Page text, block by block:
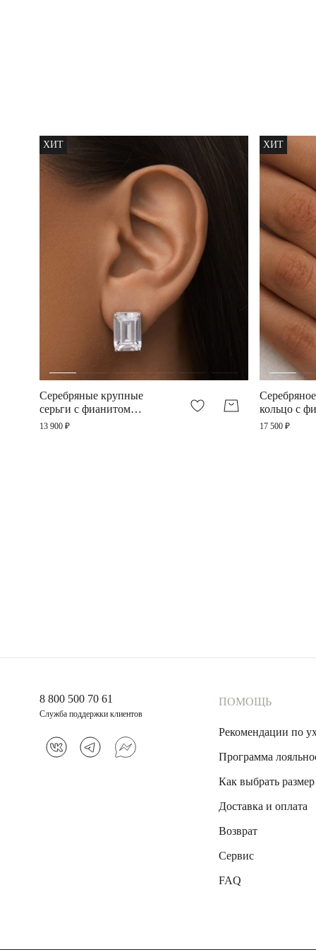
колье-
чокер с
фианитами
Грация
30 240 ₽
ХИТ
Серебряные крупные
серьги с фианитом
Грация
13 900 ₽
ХИТ
кольцо с
Грация
17 500 ₽
8 800 500 70 61
Служба поддержки клиентов
ПОМОЩЬ
Рекомендации по
Программа
Как выбрать размер
Доставка и оплата
Возврат
Сервис
FAQ